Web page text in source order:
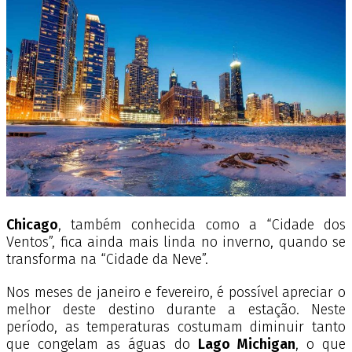
Chicago, também conhecida como a “Cidade dos
Ventos”, fica ainda mais linda no inverno, quando se
transforma na “Cidade da Neve”.
Nos meses de janeiro e fevereiro, é possível apreciar o
melhor deste destino durante a estação. Neste
período, as temperaturas costumam diminuir tanto
que congelam as águas do Lago Michigan, o que